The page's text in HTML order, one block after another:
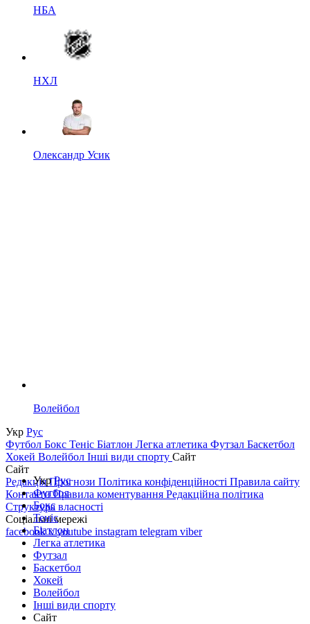
НБА
НХЛ
Олександр Усик
Волейбол
Укр Рус
Футбол Бокс Теніс Біатлон Легка атлетика Футзал Баскетбол
Хокей Волейбол Інші види спорту Сайт
Сайт
РедакціяПрогнози Політика конфіденційності Правила сайту
КонтактиПравила коментування Редакційна політика
Структура власності
Соціальні мережі
facebookxyoutube instagram telegram viber
УкрРус
Футбол
Бокс
Теніс
Біатлон
Легка атлетика
Футзал
Баскетбол
Хокей
Волейбол
Інші види спорту
Сайт